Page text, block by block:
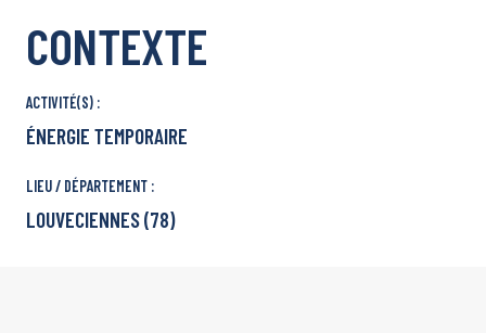
CONTEXTE
ACTIVITÉ(S) :
ÉNERGIE TEMPORAIRE
LIEU / DÉPARTEMENT :
LOUVECIENNES (78)